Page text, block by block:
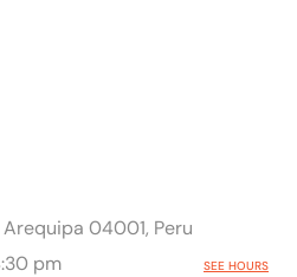
Arequipa 04001, Peru
pm SEE HOURS